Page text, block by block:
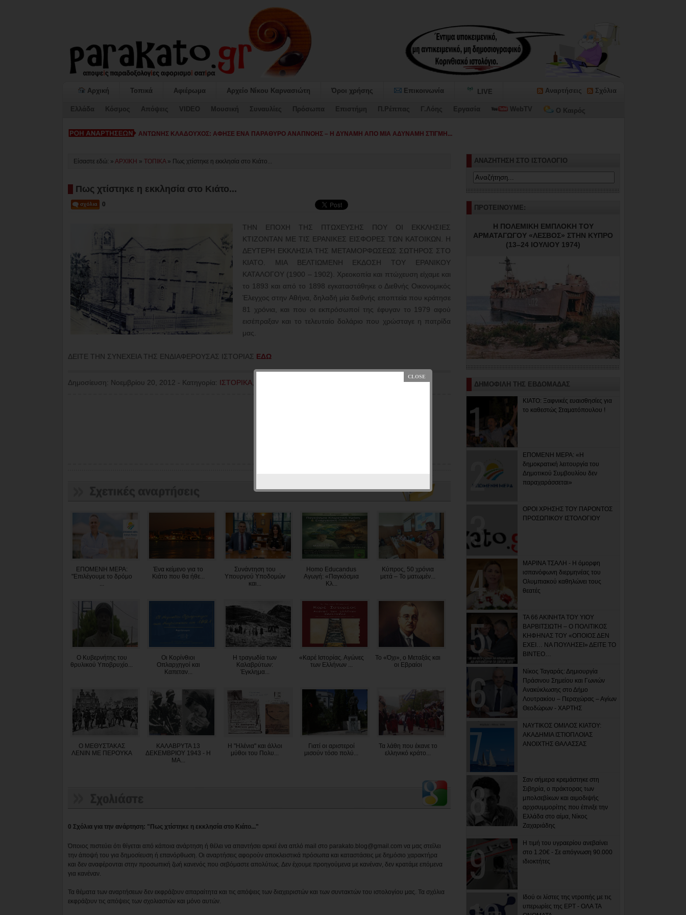
Αρχική Τοπικά Αφιέρωμα Αρχείο Νίκου Καρνασιώτη Όροι χρήσης Επικοινωνία LIVE Αναρτήσεις Σχόλια
Ελλάδα Κόσμος Απόψεις VIDEO Μουσική Συναυλίες Πρόσωπα Επιστήμη Π.Ρέππας Γ.Λόης Εργασία WebTV Ο Καιρός
ΚΙΑΤΟ: Η «ΕΠΟΜΕΝ_
Είσαστε εδώ: » ΑΡΧΙΚΗ » ΤΟΠΙΚΑ» Πως χτίστηκε η εκκλησία στο Κιάτο...
Πως χτίστηκε η εκκλησία στο Κιάτο...
0
ΤΗΝ ΕΠΟΧΗ ΤΗΣ ΠΤΩΧΕΥΣΗΣ ΠΟΥ ΟΙ ΕΚΚΛΗΣΙΕΣ
ΚΤΙΖΟΝΤΑΝ ΜΕ ΤΙΣ ΕΡΑΝΙΚΕΣ ΕΙΣΦΟΡΕΣ ΤΩΝ ΚΑΤΟΙΚΩΝ. Η
ΔΕΥΤΕΡΗ ΕΚΚΛΗΣΙΑ ΤΗΣ ΜΕΤΑΜΟΡΦΩΣΕΩΣ ΣΩΤΗΡΟΣ ΣΤΟ
ΚΙΑΤΟ. ΜΙΑ ΒΕΛΤΙΩΜΕΝΗ ΕΚΔΟΣΗ ΤΟΥ ΕΡΑΝΙΚΟΥ
ΚΑΤΑΛΟΓΟΥ (1900 – 1902). Χρεοκοπία και πτώχευση είχαμε και
το 1893 και από το 1898 εγκαταστάθηκε ο Διεθνής Οικονομικός
Έλεγχος στην Αθήνα, δηλαδή μία διεθνής εποπτεία που κράτησε
81 χρόνια, και που οι εκπρόσωποί της έφυγαν το 1979 αφού
εισέπραξαν και το τελευταίο δολάριο που χρώσταγε η πατρίδα
μας.
ΔΕΙΤΕ ΤΗΝ ΣΥΝΕΧΕΙΑ ΤΗΣ ΕΝΔΙΑΦΕΡΟΥΣΑΣ ΙΣΤΟΡΙΑΣ ΕΔΩ
Δημοσίευση: Νοεμβρίου 20, 2012 - Κατηγορία: ΙΣΤΟΡΙΚΑ
ΕΠΟΜΕΝΗ ΜΕΡΑ:
"Επιλέγουμε το δρόμο
...
Ένα κείμενο για το
Κιάτο που θα ήθε...
Συνάντηση του
Υπουργού Υποδομών
και...
Homo Educandus
Αγωγή: «Παγκόσμια
Κλ...
Κύπρος, 50 χρόνια
μετά – Το ματωμέν...
Ο Κυβερνήτης του
θρυλικού Υποβρυχίο...
Οι Κορίνθιοι
Οπλαρχηγοί και
Καπεταν...
Η τραγωδία των
Καλαβρύτων:
Έγκλημα...
«Καρέ Ιστορίας. Αγώνες
των Ελλήνων ...
Το «Όχι», ο Μεταξάς και
οι Εβραίοι
Ο ΜΕΘΥΣΤΑΚΑΣ
ΛΕΝΙΝ ΜΕ ΠΕΡΟΥΚΑ
ΚΑΛΑΒΡΥΤΑ 13
ΔΕΚΕΜΒΡΙΟΥ 1943 - Η
ΜΑ...
Η "Ηλένια" και άλλοι
μύθοι του Πολυ...
Γιατί οι αριστεροί
μισούν τόσο πολύ...
Τα λάθη που έκανε το
ελληνικό κράτο...
0 Σχόλια για την ανάρτηση: "Πως χτίστηκε η εκκλησία στο Κιάτο..."
Όποιος πιστεύει ότι θίγεται από κάποια ανάρτηση ή θέλει να απαντήσει αρκεί ένα απλό mail στο parakato.blog@gmail.com να μας στείλει
την άποψή του για δημοσίευση ή επανόρθωση. Οι αναρτήσεις αφορούν αποκλειστικά πρόσωπα και καταστάσεις με δημόσιο χαρακτήρα
και δεν αναφέρονται στην προσωπική ζωή κανενός που σεβόμαστε απολύτως. Δεν έχουμε προηγούμενα με κανέναν, δεν κρατάμε επόμενα
για κανέναν.
Τα θέματα των αναρτήσεων δεν εκφράζουν απαραίτητα και τις απόψεις των διαχειριστών και των συντακτών του ιστολογίου μας. Τα σχόλια
εκφράζουν τις απόψεις των σχολιαστών και μόνο αυτών.
ΑΝΑΖΗΤΗΣΗ ΣΤΟ ΙΣΤΟΛΟΓΙΟ
ΠΡΟΤΕΙΝΟΥΜΕ:
Η ΠΟΛΕΜΙΚΗ ΕΜΠΛΟΚΗ ΤΟΥ
ΑΡΜΑΤΑΓΩΓΟΥ «ΛΕΣΒΟΣ» ΣΤΗΝ ΚΥΠΡΟ
(13–24 ΙΟΥΛΙΟΥ 1974)
ΔΗΜΟΦΙΛΗ ΤΗΣ ΕΒΔΟΜΑΔΑΣ
ΚΙΑΤΟ: Ξαφνικές ευαισθησίες για
το καθεστώς Σταματόπουλου !
ΕΠΟΜΕΝΗ ΜΕΡΑ: «Η
δημοκρατική λειτουργία του
Δημοτικού Συμβουλίου δεν
παραχαράσσεται»
ΟΡΟΙ ΧΡΗΣΗΣ ΤΟΥ ΠΑΡΟΝΤΟΣ
ΠΡΟΣΩΠΙΚΟΥ ΙΣΤΟΛΟΓΙΟΥ
ΜΑΡΙΝΑ ΤΣΑΛΗ - Η όμορφη
ισπανόφωνη διερμηνέας του
Ολυμπιακού καθηλώνει τους
θεατές
ΤΑ 66 ΑΚΙΝΗΤΑ ΤΟΥ ΥΙΟΥ
ΒΑΡΒΙΤΣΙΩΤΗ – Ο ΠΟΛΙΤΙΚΟΣ
ΚΗΦΗΝΑΣ ΤΟΥ «ΟΠΟΙΟΣ ΔΕΝ
ΕΧΕΙ… ΝΑ ΠΟΥΛΗΣΕΙ» ΔΕΙΤΕ ΤΟ
ΒΙΝΤΕΟ…
Νίκος Ταγαράς: Δημιουργία
Πράσινου Σημείου και Γωνιών
Ανακύκλωσης στο Δήμο
Λουτρακίου – Περαχώρας – Αγίων
Θεοδώρων - ΧΑΡΤΗΣ
ΝΑΥΤΙΚΟΣ ΟΜΙΛΟΣ ΚΙΑΤΟΥ:
ΑΚΑΔΗΜΙΑ ΙΣΤΙΟΠΛΟΙΑΣ
ΑΝΟΙΧΤΗΣ ΘΑΛΑΣΣΑΣ
Σαν σήμερα κρεμάστηκε στη
Σιβηρία, ο πράκτορας των
μπολσεβίκων και αιμοδιψής
αρχισυμμορίτης που έπνιξε την
Ελλάδα στο αίμα, Νίκος
Ζαχαριάδης
Η τιμή του υγραερίου ανεβαίνει
στο 1.20€ - Σε απόγνωση 90.000
ιδιοκτήτες
Ιδού οι λίστες της ντροπής με τις
υπερωρίες της ΕΡΤ - ΟΛΑ ΤΑ